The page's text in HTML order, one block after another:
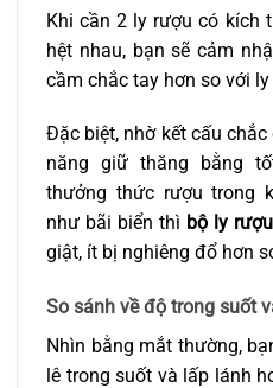
Khi cần 2 ly rượu có kích
hệt nhau, bạn sẽ cảm
cầm chắc tay hơn so với
Đặc biệt, nhờ kết cấu
năng giữ thăng bằng
thưởng thức rượu trong
như bãi biển thì bộ ly
giật, ít bị nghiêng đổ hơn
So sánh về độ trong suốt
Nhìn bằng mắt thường,
lê trong suốt và lấp lánh